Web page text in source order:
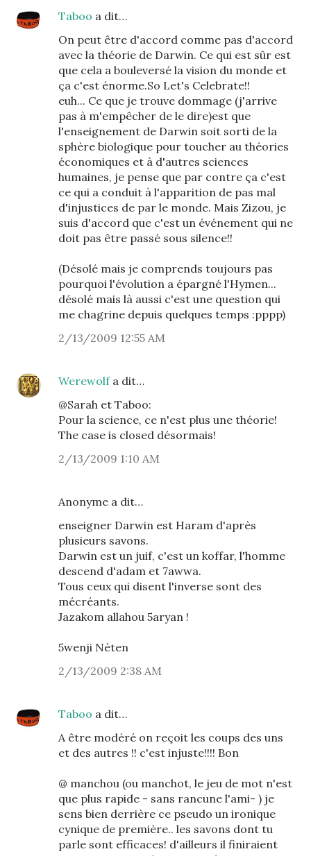
Taboo a dit…
On peut être d'accord comme pas d'accord
avec la théorie de Darwin. Ce qui est sûr est
que cela a bouleversé la vision du monde et
ça c'est énorme.So Let's Celebrate!!
euh... Ce que je trouve dommage (j'arrive
pas à m'empêcher de le dire)est que
l'enseignement de Darwin soit sorti de la
sphère biologique pour toucher au théories
économiques et à d'autres sciences
humaines, je pense que par contre ça c'est
ce qui a conduit à l'apparition de pas mal
d'injustices de par le monde. Mais Zizou, je
suis d'accord que c'est un événement qui ne
doit pas être passé sous silence!!
(Désolé mais je comprends toujours pas
pourquoi l'évolution a épargné l'Hymen...
désolé mais là aussi c'est une question qui
me chagrine depuis quelques temps :pppp)
2/13/2009 12:55 AM
Werewolfa dit…
@Sarah et Taboo:
Pour la science, ce n'est plus une théorie!
The case is closed désormais!
2/13/2009 1:10 AM
Anonyme a dit…
enseigner Darwin est Haram d'après
plusieurs savons.
Darwin est un juif, c'est un koffar, l'homme
descend d'adam et 7awwa.
Tous ceux qui disent l'inverse sont des
mécréants.
Jazakom allahou 5aryan !
5wenji Nèten
2/13/2009 2:38 AM
Taboo a dit…
A être modéré on reçoit les coups des uns
et des autres !! c'est injuste!!!! Bon
@ manchou (ou manchot, le jeu de mot n'est
que plus rapide - sans rancune l'ami- ) je
sens bien derrière ce pseudo un ironique
cynique de première.. les savons dont tu
parle sont efficaces! d'ailleurs il finiraient